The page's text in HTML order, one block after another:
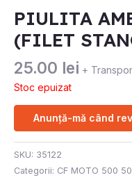
PIULITA
(FILET
25.00 lei +
Stoc epuizat
Anunță-mă când
SKU: 35122
Categorii: CF MOTO 500